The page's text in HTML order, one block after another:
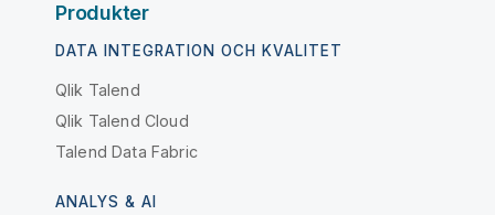
Produkter
DATA INTEGRATION OCH KVALITET
Qlik Talend
Qlik Talend Cloud
Talend Data Fabric
ANALYS & AI